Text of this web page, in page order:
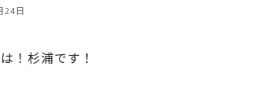
24日
！杉浦です！